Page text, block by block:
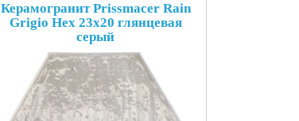
Керамогранит Prissmacer Rain
Grigio Hex 23x20 глянцевая
серый